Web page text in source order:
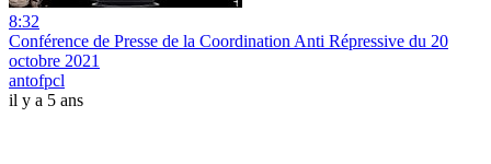
8:32
Conférence de Presse de la Coordination Anti Répressive du 20
octobre 2021
antofpcl
il y a 5 ans